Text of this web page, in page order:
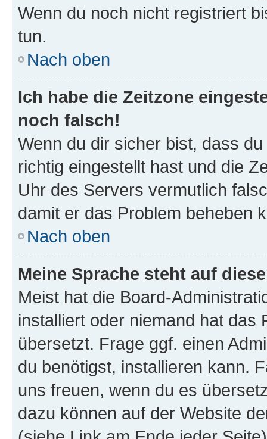
Wenn du noch nicht registriert
tun.
Nach oben
Ich habe die Zeitzone
noch falsch!
Wenn du dir sicher bist, dass
richtig eingestellt hast und die
Uhr des Servers vermutlich
damit er das Problem beheben
Nach oben
Meine Sprache steht auf
Meist hat die Board-
installiert oder niemand hat das
übersetzt. Frage ggf. einen
du benötigst, installieren kann.
uns freuen, wenn du es
dazu können auf der Website